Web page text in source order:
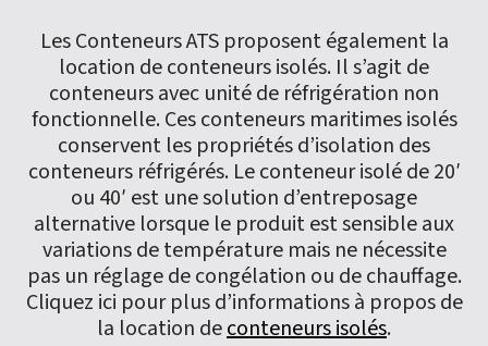
Les Conteneurs ATS proposent également la
location de conteneurs isolés. Il s’agit de
conteneurs avec unité de réfrigération non
fonctionnelle. Ces conteneurs maritimes isolés
conservent les propriétés d’isolation des
conteneurs réfrigérés. Le conteneur isolé de 20′
ou 40′ est une solution d’entreposage
alternative lorsque le produit est sensible aux
variations de température mais ne nécessite
pas un réglage de congélation ou de chauffage.
Cliquez ici pour plus d’informations à propos de
la location deconteneurs isolés.